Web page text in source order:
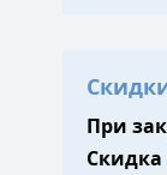
При
Скидка